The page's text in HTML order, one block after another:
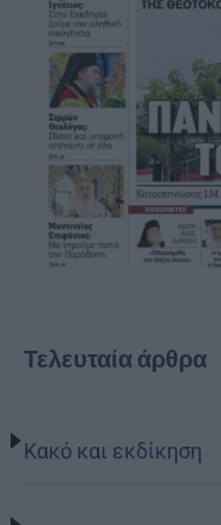
Τελευταία άρθρα
Κακό και εκδίκηση